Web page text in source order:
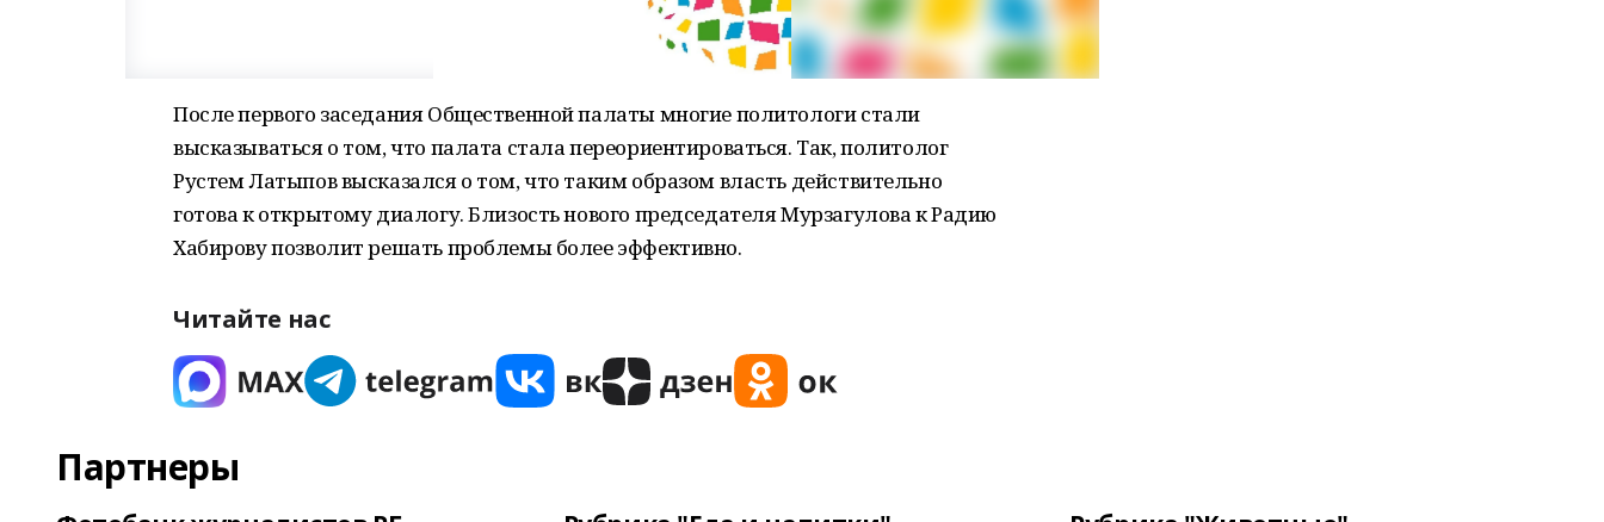
После первого заседания Общественной палаты многие политологи стали
высказываться о том, что палата стала переориентироваться. Так, политолог
Рустем Латыпов высказался о том, что таким образом власть действительно
готова к открытому диалогу. Близость нового председателя Мурзагулова к Радию
Хабирову позволит решать проблемы более эффективно.
Читайте нас
Партнеры